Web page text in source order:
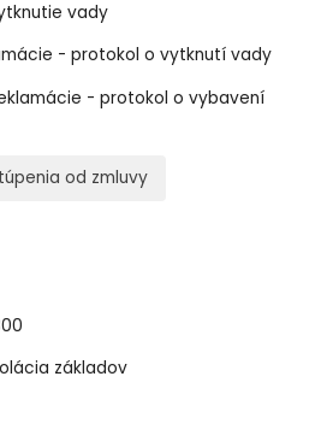
vady
- protokol o vytknutí vady
- protokol o vybavení
od zmluvy
základov